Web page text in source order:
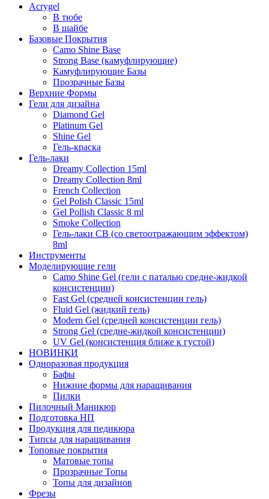
Acrygel
В тюбе
В шайбе
Базовые Покрытия
Camo Shine Base
Strong Base (камуфлирующие)
Камуфлирующие Базы
Прозрачные Базы
Верхние Формы
Гели для дизайна
Diamond Gel
Platinum Gel
Shine Gel
Гель-краска
Гель-лаки
Dreamy Collection 15ml
Dreamy Collection 8ml
French Collection
Gel Polish Classic 15ml
Gel Pollish Classic 8 ml
Smoke Collection
Гель-лаки СВ (со светоотражающим эффектом)
8ml
Инструменты
Моделирующие гели
Camo Shine Gel (гели с паталью средне-жидкой
консистенции)
Fast Gel (средней консистенции гель)
Fluid Gel (жидкий гель)
Modern Gel (средней консистенции гель)
Strong Gel (средне-жидкой консистенции)
UV Gel (консистенция ближе к густой)
НОВИНКИ
Одноразовая продукция
Бафы
Нижние формы для наращивания
Пилки
Пилочный Маникюр
Подготовка НП
Продукция для педикюра
Типсы для наращивания
Топовые покрытия
Матовые топы
Прозрачные Топы
Топы для дизайнов
Фрезы